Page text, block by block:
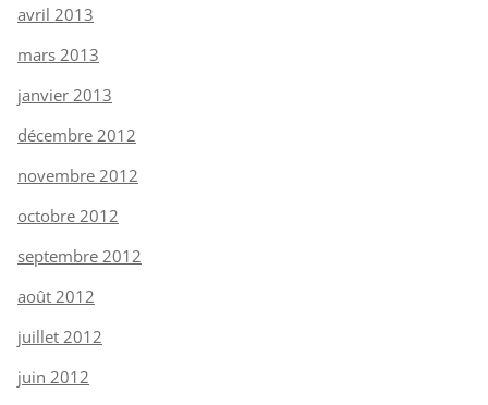
avril 2013
mars 2013
janvier 2013
décembre 2012
novembre 2012
octobre 2012
septembre 2012
août 2012
juillet 2012
juin 2012